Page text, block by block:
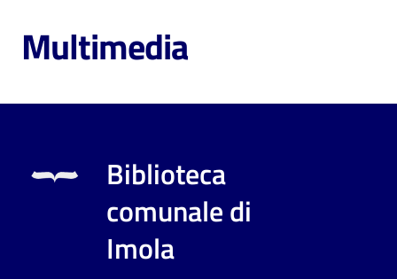
Cosa
fare
Scopri
Multimedia
Biblioteca
comunale di
Imola